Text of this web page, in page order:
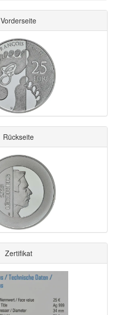
Vorderseite
Rückseite
Zertifikat